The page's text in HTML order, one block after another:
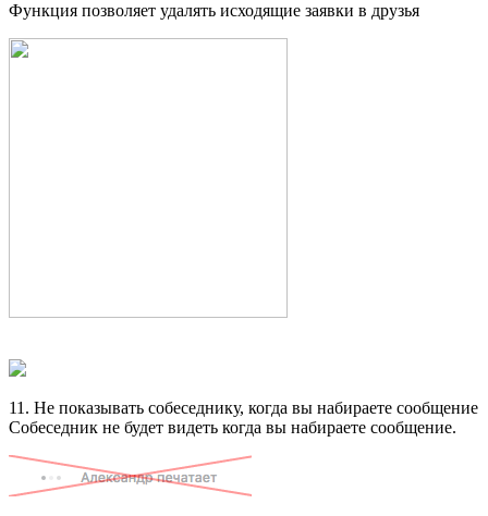
Функция позволяет удалять исходящие заявки в друзья
11. Не показывать собеседнику, когда вы набираете сообщение
Собеседник не будет видеть когда вы набираете сообщение.